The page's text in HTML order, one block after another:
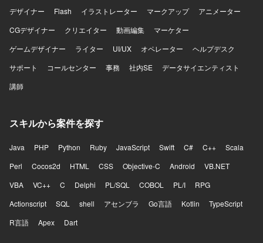
デザイナー
Flash イラストレーター マークアップ
アニメーター
CGデザイナー
クリエイター 動画編集
マーケター
ゲームデザイナー
ライター UI/UX オペレーター
ヘルプデスク
サポート
コールセンター 事務 社内SE
データサイエンティスト
講師
スキルから案件を探す
Java PHP Python Ruby JavaScript Swift C# C++
Scala
Perl
Cocos2d HTML CSS Objective-C Android
VB.NET
VBA
VC++ C Delphi PL/SQL COBOL PL/I
RPG
Actionscript
SQL shell アセンブラ Go言語 Kotlin
TypeScript
R言語
Apex Dart